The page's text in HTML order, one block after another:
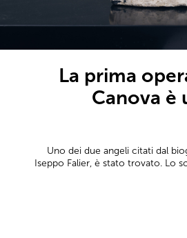
La prima
Canova è
Uno dei due angeli citati dal
Iseppo Falier, è stato trovato. Lo